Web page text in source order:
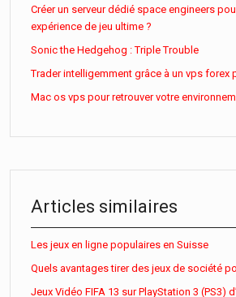
Créer un serveur dédié space engineers
expérience de jeu ultime ?
Sonic the Hedgehog : Triple Trouble
Trader intelligemment grâce à un vps forex
Mac os vps pour retrouver votre
Articles similaires
Les jeux en ligne populaires en Suisse
Quels avantages tirer des jeux de société
Jeux Vidéo FIFA 13 sur PlayStation 3 (PS3)